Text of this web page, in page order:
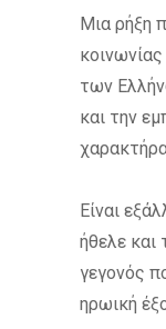
Μια ρήξη
των
και την
Είναι
ήθελε και
γεγονός
ηρωική